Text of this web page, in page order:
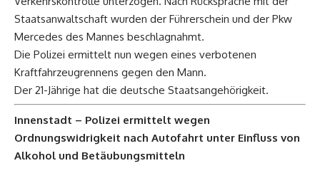
Staatsanwaltschaft wurden der Führerschein und der Pkw
Mercedes des Mannes beschlagnahmt.
Die Polizei ermittelt nun wegen eines verbotenen
Kraftfahrzeugrennens gegen den Mann.
Der 21-Jährige hat die deutsche Staatsangehörigkeit.
Innenstadt – Polizei ermittelt wegen
Ordnungswidrigkeit nach Autofahrt unter Einfluss von
Alkohol und Betäubungsmitteln